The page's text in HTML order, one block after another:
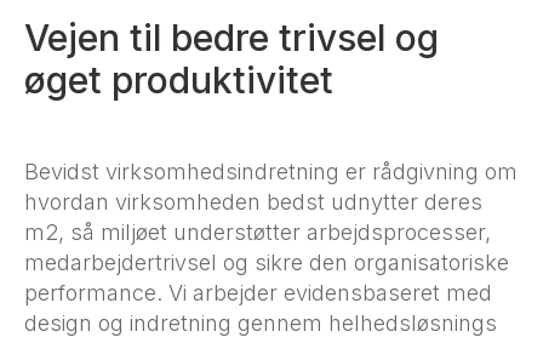
Vejen til bedre trivsel og
øget produktivitet
Bevidst virksomhedsindretning er rådgivning om
hvordan virksomheden bedst udnytter deres
m2, så miljøet understøtter arbejdsprocesser,
medarbejdertrivsel og sikre den organisatoriske
performance. Vi arbejder evidensbaseret med
design og indretning gennem helhedsløsnings